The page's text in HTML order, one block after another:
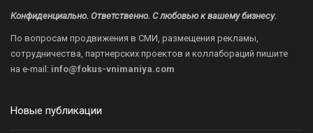
Конфиденциально. Ответственно. С любовью к вашему бизнесу.
По вопросам продвижения в СМИ, размещения рекламы,
сотрудничества, партнерских проектов и коллабораций пишите
на e-mail: info@fokus-vnimaniya.com
Новые публикации